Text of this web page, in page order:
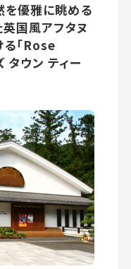
を優雅に眺める
国風アフタヌ
る「Rose
ウン ティー